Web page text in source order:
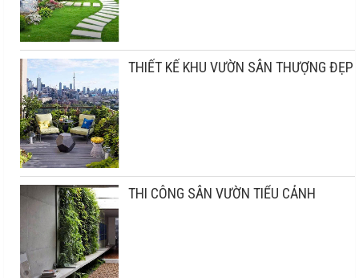
THIẾT KẾ KHU VƯỜN SÂN THƯỢNG ĐẸP
THI CÔNG SÂN VƯỜN TIỂU CẢNH